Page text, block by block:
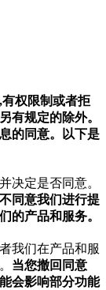
权限制或者拒
有规定的除外。
的同意。以下是
决定是否同意。
同意我们进行提
的产品和服务。
我们在产品和服
当您撤回同意
会影响部分功能